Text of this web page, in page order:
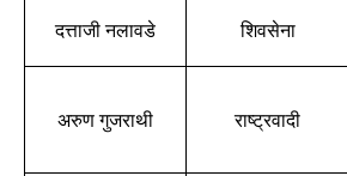
Followers
दत्ताजी नलावडे शिवसेना
अरुण गुजराथी राष्ट्रवादी